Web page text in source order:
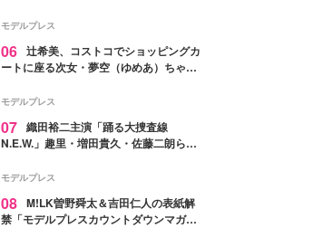
モデルプレス
06 辻希美、コストコでショッピングカ
ートに座る次女・夢空（ゆめあ）ちゃん
ぎ」「成長を感じる」の声
モデルプレス
07 織田裕二主演「踊る大捜査線
N.E.W.」趣里・増田貴久・佐藤二朗ら新
徴する“謎のキーワード”も
モデルプレス
08 M!LK曽野舜太＆吉田仁人の表紙解
禁「モデルプレスカウントダウンマガジ